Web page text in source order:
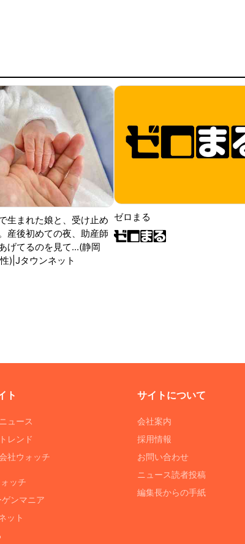
生まれた娘と、受け止め
産後初めての夜、助産師
げてるのを見て...(静岡
)|Jタウンネット
ゼロまる
ト
ュース
レンド
社ウォッチ
ッチ
ンマニア
ット
サイトについて
会社案内
採用情報
お問い合わせ
ニュース読者投稿
編集長からの手紙